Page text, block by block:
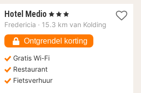
Hotel Medio 1
nacht
72,59
€
, 3 Sterren
Fredericia · 15.3 km van Kolding
Ontgrendel korting
Gratis Wi-Fi
Restaurant
Fietsverhuur